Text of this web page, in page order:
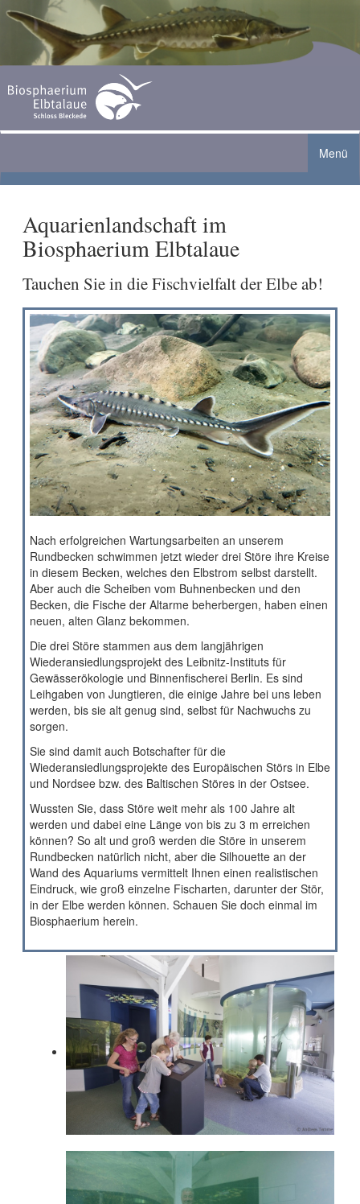
Menü
Ausstellung
Biberanlage
Aquarienlandschaft
Störche in der Elbtalaue
Anfahrt, Öffnungszeiten, Preise
Angebote
Gruppen
Familien
Schulen
Aktuelles
Sommer-Ferienprogramm 2026
Grenzturm Neu Bleckede geöffnet
Fledermausexkursion für Familien
Nachwuchs in der Biberburg
Das Bleckeder Storchennest
Entdecken Sie die Vielfalt der Elbtalaue in unserem
Wir machen Bleckede insektenfreundlicher!
Kronkorkensammlung durch die Stadt Bleckede
Bock auf Abenteuer an der Elbe?
Café
Service
Barrierefreiheit
WLAN auf dem Schlosshof
Shop
Prospektbestellung
Faltblätter zum Download
Videos
Links
Kontakt
Aquarienlandschaft im
Biosphaerium Elbtalaue
Tauchen Sie in die Fischvielfalt der Elbe ab!
Nach erfolgreichen Wartungsarbeiten an unserem
Rundbecken schwimmen jetzt wieder drei Störe ihre Kreise
in diesem Becken, welches den Elbstrom selbst darstellt.
Aber auch die Scheiben vom Buhnenbecken und den
Becken, die Fische der Altarme beherbergen, haben einen
neuen, alten Glanz bekommen.
Die drei Störe stammen aus dem langjährigen
Wiederansiedlungsprojekt des Leibnitz-Instituts für
Gewässerökologie und Binnenfischerei Berlin. Es sind
Leihgaben von Jungtieren, die einige Jahre bei uns leben
werden, bis sie alt genug sind, selbst für Nachwuchs zu
sorgen.
Sie sind damit auch Botschafter für die
Wiederansiedlungsprojekte des Europäischen Störs in Elbe
und Nordsee bzw. des Baltischen Störes in der Ostsee.
Wussten Sie, dass Störe weit mehr als 100 Jahre alt
werden und dabei eine Länge von bis zu 3 m erreichen
können? So alt und groß werden die Störe in unserem
Rundbecken natürlich nicht, aber die Silhouette an der
Wand des Aquariums vermittelt Ihnen einen realistischen
Eindruck, wie groß einzelne Fischarten, darunter der Stör,
in der Elbe werden können. Schauen Sie doch einmal im
Biosphaerium herein.